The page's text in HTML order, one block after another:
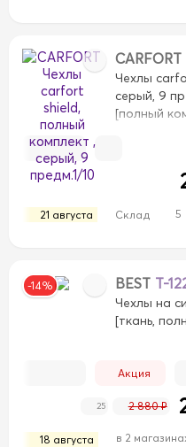
CARFORT
Чехлы
серый, 9
[полный
21 августа Склад 5
-14% BEST T-
Чехлы на
[ткань,
Акция
18 августа в 2
25 2 880 ₽